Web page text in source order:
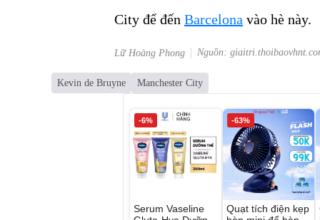
City để đến Barcelona vào hè này.
Lữ Hoàng Phong Nguồn:
Kevin de Bruyne Manchester City
-6%
Serum Vaseline
-63%
Quạt tích điện kẹp